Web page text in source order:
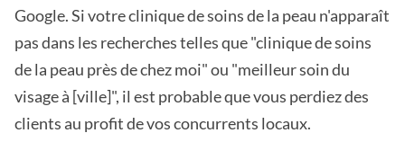
Google. Si votre clinique de soins de la peau n'apparaît
pas dans les recherches telles que "clinique de soins
de la peau près de chez moi" ou "meilleur soin du
visage à [ville]", il est probable que vous perdiez des
clients au profit de vos concurrents locaux.